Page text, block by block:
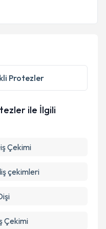
Protezler
ile İlgili
Çekimi
çekimleri
Çekimi